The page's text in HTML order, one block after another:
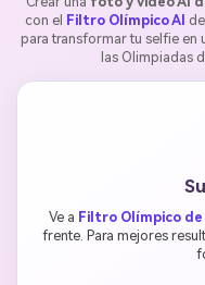
con el Filtro Olímpico AI
para transformar tu selfie en
las Olimpiadas
Ve a Filtro Olímpico de
frente. Para mejores